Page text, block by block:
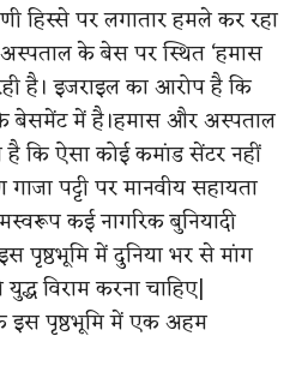
हिस्से पर लगातार हमले कर रहा
के बेस पर स्थित ‘हमास
है। इजराइल का आरोप है कि
बेसमेंट में है।हमास और अस्पताल
है कि ऐसा कोई कमांड सेंटर नहीं
पट्टी पर मानवीय सहायता
कई नागरिक बुनियादी
पृष्ठभूमि में दुनिया भर से मांग
विराम करना चाहिए|
इस पृष्ठभूमि में एक अहम